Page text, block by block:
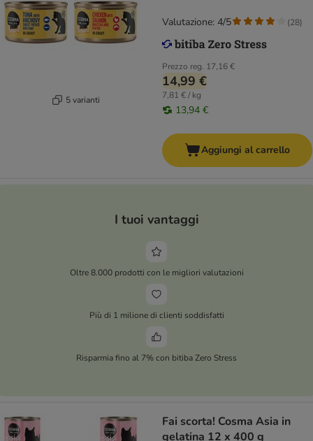
5 varianti
Acciughe
Prezzo reg. 17,16 €
14,99 €
7,81 € / kg
13,94 €
Valutazione: 4/5 (28)
Aggiungi al carrello
I tuoi vantaggi
Oltre 8.000 prodotti con le migliori valutazioni
Più di 1 milione di clienti soddisfatti
Risparmia fino al 7% con bitiba Zero Stress
Fai scorta! Cosma Asia in
gelatina 12 x 400 g